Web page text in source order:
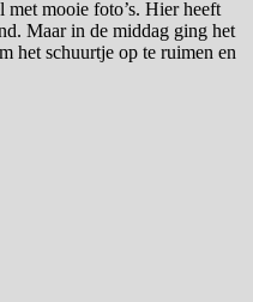
mooie foto’s. Hier heeft
Maar in de middag ging het
het schuurtje op te ruimen en